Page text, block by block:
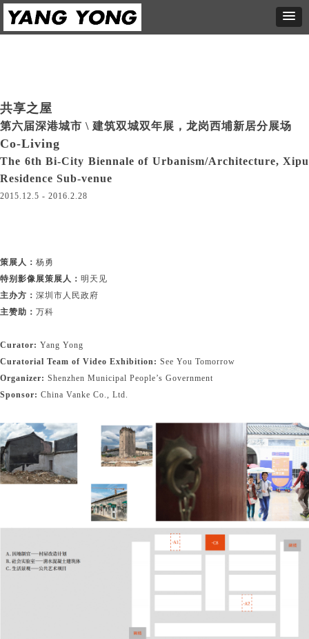
共享之屋
第六届深港城市 \ 建筑双城双年展，龙岗西埔新居分展场
Co-Living
The 6th Bi-City Biennale of Urbanism/Architecture, Xipu
Residence Sub-venue
2015.12.5 - 2016.2.28
策展人： 杨勇
特别影像展策展人： 明天见
主办方： 深圳市人民政府
主赞助： 万科
Curator: Yang Yong
Curatorial Team of Video Exhibition: See You Tomorrow
Organizer: Shenzhen Municipal People’s Government
Sponsor: China Vanke Co., Ltd.